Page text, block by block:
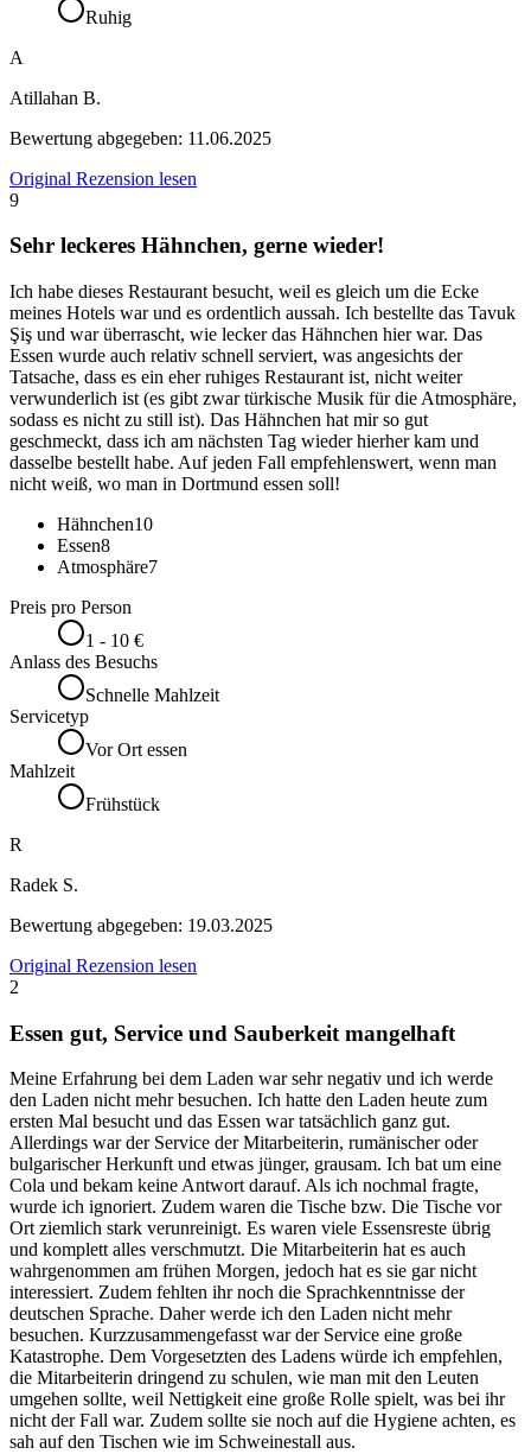
Ruhig
A
Atillahan B.
Bewertung abgegeben: 11.06.2025
Original Rezension lesen
9
Sehr leckeres Hähnchen, gerne wieder!
Ich habe dieses Restaurant besucht, weil es gleich um die Ecke
meines Hotels war und es ordentlich aussah. Ich bestellte das Tavuk
Şiş und war überrascht, wie lecker das Hähnchen hier war. Das
Essen wurde auch relativ schnell serviert, was angesichts der
Tatsache, dass es ein eher ruhiges Restaurant ist, nicht weiter
verwunderlich ist (es gibt zwar türkische Musik für die Atmosphäre,
sodass es nicht zu still ist). Das Hähnchen hat mir so gut
geschmeckt, dass ich am nächsten Tag wieder hierher kam und
dasselbe bestellt habe. Auf jeden Fall empfehlenswert, wenn man
nicht weiß, wo man in Dortmund essen soll!
Hähnchen10
Essen8
Atmosphäre7
Preis pro Person
1 - 10 €
Anlass des Besuchs
Schnelle Mahlzeit
Servicetyp
Vor Ort essen
Mahlzeit
Frühstück
R
Radek S.
Bewertung abgegeben: 19.03.2025
Original Rezension lesen
2
Essen gut, Service und Sauberkeit mangelhaft
Meine Erfahrung bei dem Laden war sehr negativ und ich werde
den Laden nicht mehr besuchen. Ich hatte den Laden heute zum
ersten Mal besucht und das Essen war tatsächlich ganz gut.
Allerdings war der Service der Mitarbeiterin, rumänischer oder
bulgarischer Herkunft und etwas jünger, grausam. Ich bat um eine
Cola und bekam keine Antwort darauf. Als ich nochmal fragte,
wurde ich ignoriert. Zudem waren die Tische bzw. Die Tische vor
Ort ziemlich stark verunreinigt. Es waren viele Essensreste übrig
und komplett alles verschmutzt. Die Mitarbeiterin hat es auch
wahrgenommen am frühen Morgen, jedoch hat es sie gar nicht
interessiert. Zudem fehlten ihr noch die Sprachkenntnisse der
deutschen Sprache. Daher werde ich den Laden nicht mehr
besuchen. Kurzzusammengefasst war der Service eine große
Katastrophe. Dem Vorgesetzten des Ladens würde ich empfehlen,
die Mitarbeiterin dringend zu schulen, wie man mit den Leuten
umgehen sollte, weil Nettigkeit eine große Rolle spielt, was bei ihr
nicht der Fall war. Zudem sollte sie noch auf die Hygiene achten, es
sah auf den Tischen wie im Schweinestall aus.